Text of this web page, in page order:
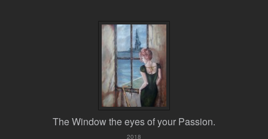
The Window the eyes of your Passion.
2018